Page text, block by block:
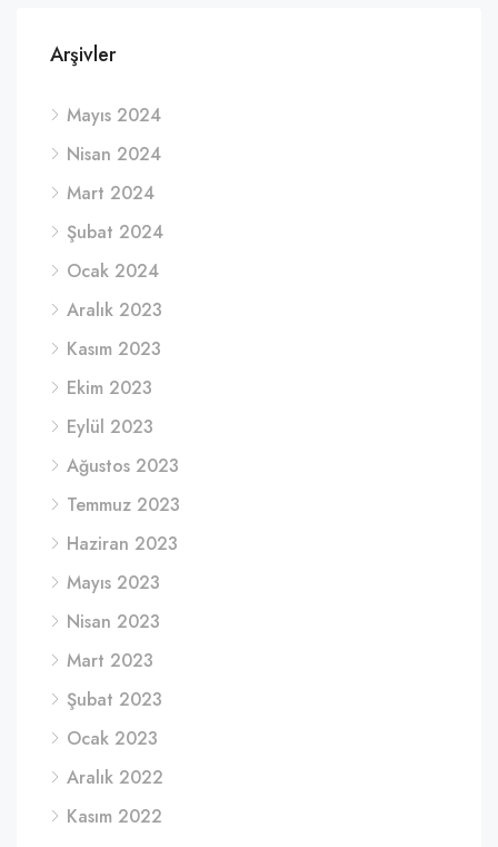
Arşivler
Mayıs 2024
Nisan 2024
Mart 2024
Şubat 2024
Ocak 2024
Aralık 2023
Kasım 2023
Ekim 2023
Eylül 2023
Ağustos 2023
Temmuz 2023
Haziran 2023
Mayıs 2023
Nisan 2023
Mart 2023
Şubat 2023
Ocak 2023
Aralık 2022
Kasım 2022